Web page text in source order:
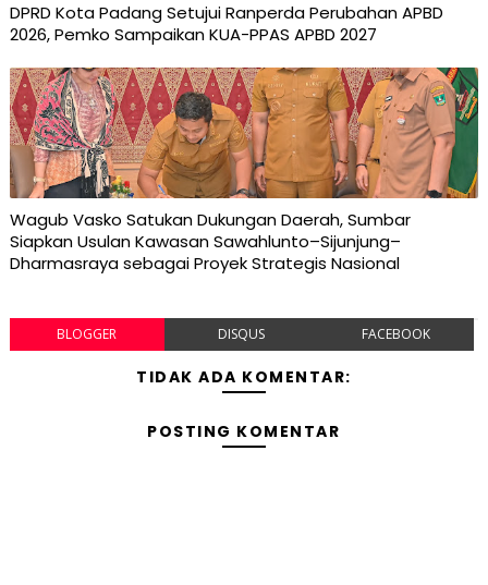
DPRD Kota Padang Setujui Ranperda Perubahan APBD
2026, Pemko Sampaikan KUA-PPAS APBD 2027
Wagub Vasko Satukan Dukungan Daerah, Sumbar
Siapkan Usulan Kawasan Sawahlunto–Sijunjung–
Dharmasraya sebagai Proyek Strategis Nasional
BLOGGER DISQUS FACEBOOK
TIDAK ADA KOMENTAR:
POSTING KOMENTAR